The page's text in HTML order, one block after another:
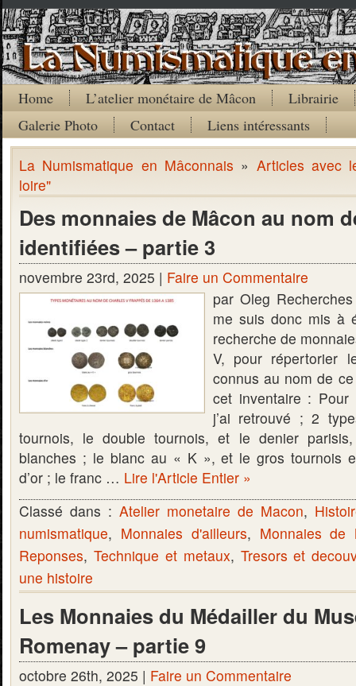
Home L’atelier monétaire de Mâcon
Librairie
Galerie Photo
Contact Liens intéressants
La Numismatique en Mâconnais » Articles avec
loire"
Des monnaies de Mâcon au nom
identifiées – partie 3
novembre 23rd, 2025 | Faire un Commentaire
par Oleg
me suis donc mis à
recherche de
V, pour répertorier
connus au nom de
cet inventaire : Pour
j’ai retrouvé ; 2
tournois, le double tournois, et le denier
blanches ; le blanc au « K », et le gros tournois
d’or ; le franc … Lire l'Article Entier »
Classé dans : Atelier monetaire de Macon,
numismatique, Monnaies d'ailleurs, Monnaies de
Reponses, Technique et metaux, Tresors et
une histoire
Les Monnaies du Médailler du
Romenay – partie 9
octobre 26th, 2025 | Faire un Commentaire